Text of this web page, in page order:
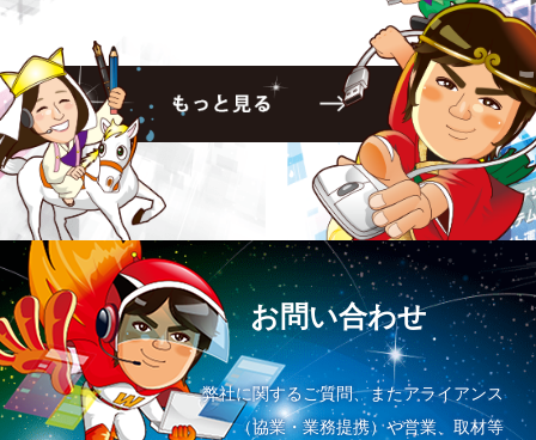
お問い合わせ
弊社に関するご質問、またアライアンス
（協業・業務提携）や営業、取材等